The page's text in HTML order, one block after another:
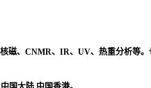
、CNMR、IR、UV、热重分析等。